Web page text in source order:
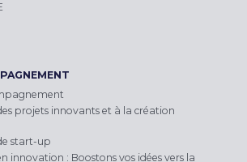
projets innovants et à la création
start-up
innovation : Boostons vos idées vers la